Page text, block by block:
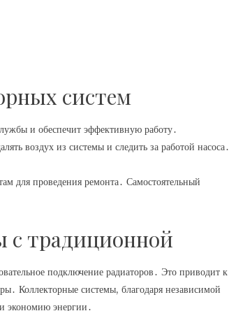
систем
и обеспечит эффективную работу․
воздух из системы и следить за работой насоса․
для проведения ремонта․ Самостоятельный
с традиционной
подключение радиаторов․ Это приводит к
Коллекторные системы, благодаря независимой
экономию энергии․